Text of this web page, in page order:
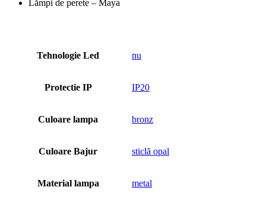
Lămpi de perete – Maya
Tehnologie Led nu
Protectie IP IP20
Culoare lampa bronz
Culoare Bajur sticlă opal
Material lampa metal